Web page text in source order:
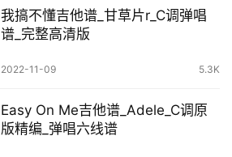
我搞不懂吉他谱_甘草片r_C调弹唱
谱_完整高清版
2022-11-09 5.3K
Easy On Me吉他谱_Adele_C调原
版精编_弹唱六线谱